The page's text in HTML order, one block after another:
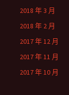
2018 年 3 月
2018 年 2 月
2017 年 12 月
2017 年 11 月
2017 年 10 月